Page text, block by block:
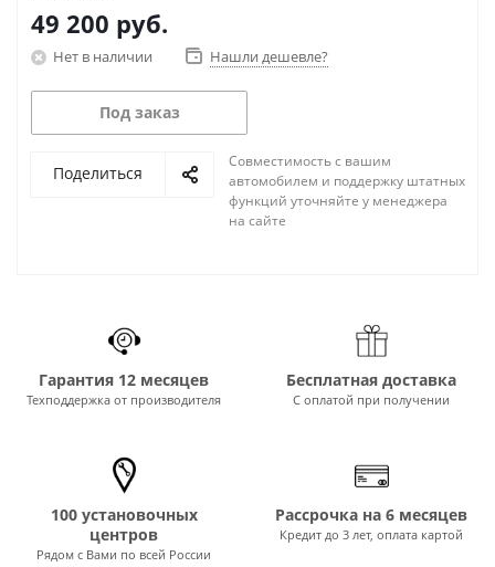
49 200 руб.
Нет в наличии Нашли дешевле?
Под заказ
Поделиться
Совместимость с вашим
автомобилем и поддержку штатных
функций уточняйте у менеджера
на сайте
Гарантия 12 месяцев
Техподдержка от производителя
Бесплатная доставка
С оплатой при получении
100 установочных
центров
Рядом с Вами по всей России
Рассрочка на 6 месяцев
Кредит до 3 лет, оплата картой